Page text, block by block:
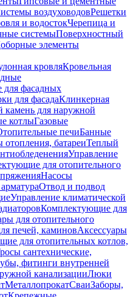
воздуховодовРешетки
и водостокЧерепица и
системыПоверхностный
элементы
кровляКровельная
фасадных
для фасадаКлинкерная
камень для наружной
котлыГазовые
печиБанные
отопления, батареиТеплый
Управление
для отопительного
Насосы
Отвод и подвод
Управление климатической
Комплектующие для
для отопительного
печей, каминовАксессуары
для отопительных котлов,
сантехнические,
фитинги внутренней
канализацииЛюки
МеталлопрокатСваиЗаборы,